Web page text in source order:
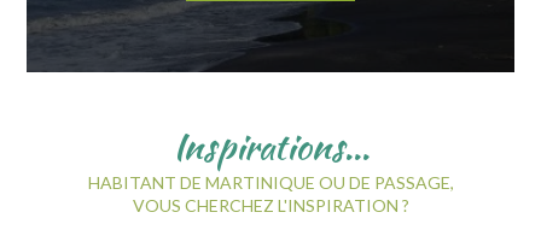
Inspirations...
HABITANT DE MARTINIQUE OU DE PASSAGE,
VOUS CHERCHEZ L'INSPIRATION ?